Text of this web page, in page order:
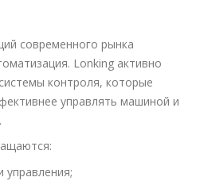
современного рынка
Lonking активно
контроля, которые
управлять машиной и